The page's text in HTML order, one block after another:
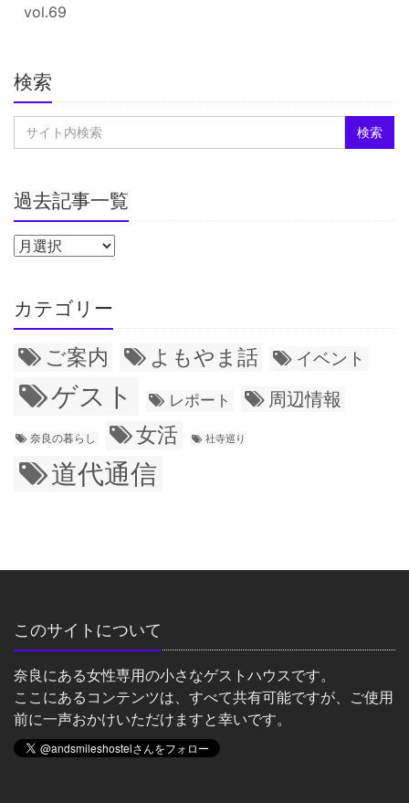
vol.69
検索
過去記事一覧
カテゴリー
ご案内 よもやま話 イベント
ゲスト レポート 周辺情報
奈良の暮らし 女活 社寺巡り
道代通信
このサイトについて
奈良にある女性専用の小さなゲストハウスです。
ここにあるコンテンツは、すべて共有可能ですが、ご使用
前に一声おかけいただけますと幸いです。